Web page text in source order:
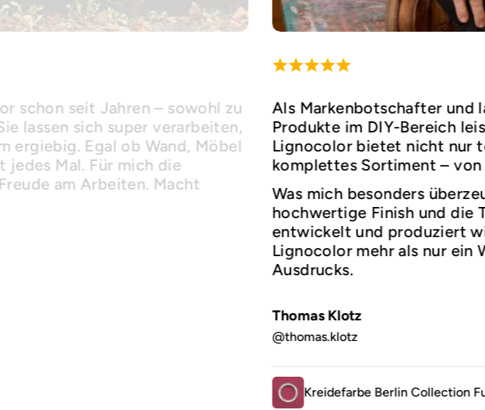
schon seit Jahren – sowohl zu
lassen sich super verarbeiten,
ergiebig. Egal ob Wand, Möbel
jedes Mal. Für mich die
am Arbeiten. Macht
Als Markenbotschafter und
Produkte im DIY-Bereich
Lignocolor bietet nicht nur
komplettes Sortiment – von
Was mich besonders
hochwertige Finish und die
entwickelt und produziert
Lignocolor mehr als nur ein
Ausdrucks.
Thomas Klotz
@thomas.klotz
Kreidefarbe Berlin Collection